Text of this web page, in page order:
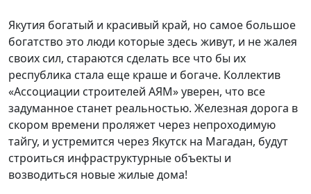
Якутия богатый и красивый край, но самое большое
богатство это люди которые здесь живут, и не жалея
своих сил, стараются сделать все что бы их
республика стала еще краше и богаче. Коллектив
«Ассоциации строителей АЯМ» уверен, что все
задуманное станет реальностью. Железная дорога в
скором времени проляжет через непроходимую
тайгу, и устремится через Якутск на Магадан, будут
строиться инфраструктурные объекты и
возводиться новые жилые дома!